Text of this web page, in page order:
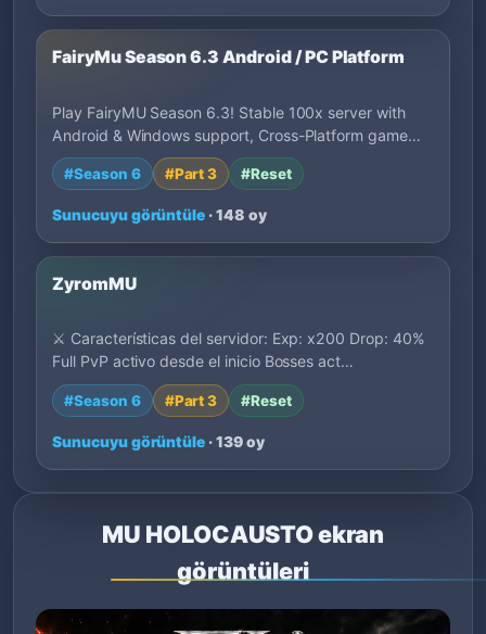
FairyMu Season 6.3 Android / PC Platform
Play FairyMU Season 6.3! Stable 100x server with
Android & Windows support, Cross-Platform game…
#Season 6 #Part 3 #Reset
Sunucuyu görüntüle · 148 oy
ZyromMU
⚔️ Características del servidor: Exp: x200 Drop: 40%
Full PvP activo desde el inicio Bosses act…
#Season 6 #Part 3 #Reset
Sunucuyu görüntüle · 139 oy
MU HOLOCAUSTO ekran
görüntüleri